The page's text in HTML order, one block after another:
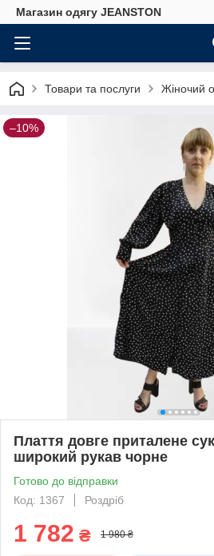
Магазин одягу JEANSTON
Товари та послуги Жіночий
–10%
Плаття довге приталене
широкий рукав чорне
Готово до відправки
Код: 1367
Роздріб
1 782 ₴ 1 980 ₴